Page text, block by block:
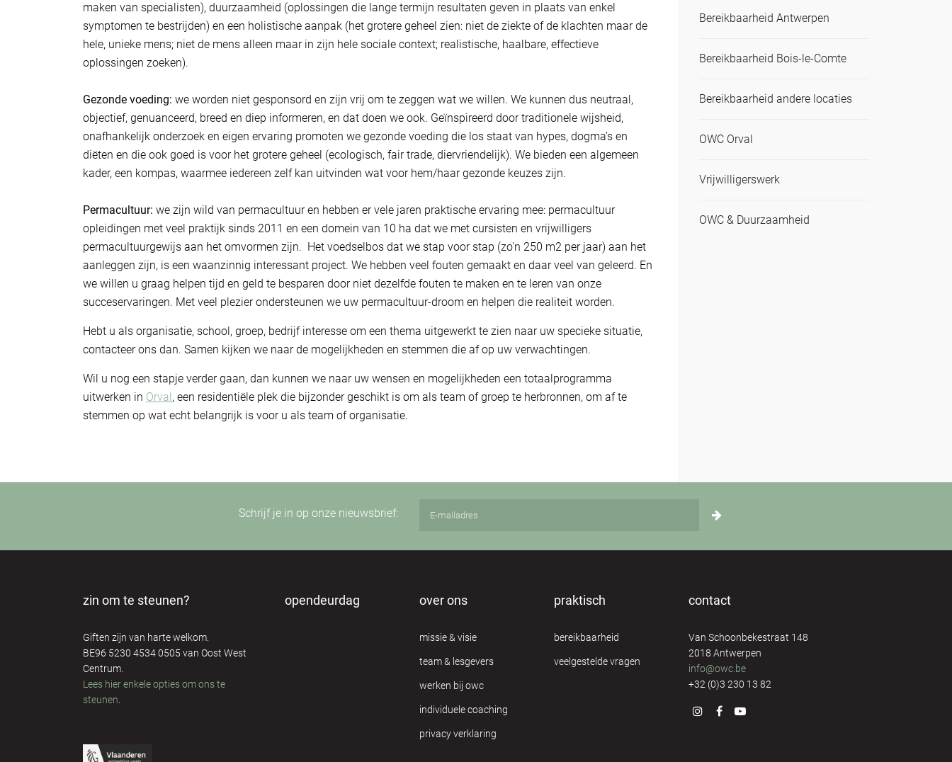
maken van specialisten), duurzaamheid (oplossingen die lange termijn resultaten geven in plaats van enkel
symptomen te bestrijden) en een holistische aanpak (het grotere geheel zien: niet de ziekte of de klachten maar de
hele, unieke mens; niet de mens alleen maar in zijn hele sociale context; realistische, haalbare, effectieve
oplossingen zoeken).
Gezonde voeding: we worden niet gesponsord en zijn vrij om te zeggen wat we willen. We kunnen dus neutraal,
objectief, genuanceerd, breed en diep informeren, en dat doen we ook. Geïnspireerd door traditionele wijsheid,
onafhankelijk onderzoek en eigen ervaring promoten we gezonde voeding die los staat van hypes, dogma's en
diëten en die ook goed is voor het grotere geheel (ecologisch, fair trade, diervriendelijk). We bieden een algemeen
kader, een kompas, waarmee iedereen zelf kan uitvinden wat voor hem/haar gezonde keuzes zijn.
Permacultuur: we zijn wild van permacultuur en hebben er vele jaren praktische ervaring mee: permacultuur
opleidingen met veel praktijk sinds 2011 en een domein van 10 ha dat we met cursisten en vrijwilligers
permacultuurgewijs aan het omvormen zijn. Het voedselbos dat we stap voor stap (zo'n 250 m2 per jaar) aan het
aanleggen zijn, is een waanzinnig interessant project. We hebben veel fouten gemaakt en daar veel van geleerd. En
we willen u graag helpen tijd en geld te besparen door niet dezelfde fouten te maken en te leren van onze
succeservaringen. Met veel plezier ondersteunen we uw permacultuur-droom en helpen die realiteit worden.
Hebt u als organisatie, school, groep, bedrijf interesse om een thema uitgewerkt te zien naar uw specieke situatie,
contacteer ons dan. Samen kijken we naar de mogelijkheden en stemmen die af op uw verwachtingen.
Wil u nog een stapje verder gaan, dan kunnen we naar uw wensen en mogelijkheden een totaalprogramma
uitwerken in Orval, een residentiële plek die bijzonder geschikt is om als team of groep te herbronnen, om af te
stemmen op wat echt belangrijk is voor u als team of organisatie.
Bereikbaarheid Antwerpen
Bereikbaarheid Bois-le-Comte
Bereikbaarheid andere locaties
OWC Orval
Vrijwilligerswerk
OWC & Duurzaamheid
Schrijf je in op onze nieuwsbrief:
zin om te steunen?
Giften zijn van harte welkom.
BE96 5230 4534 0505 van Oost West
Centrum.
Lees hier enkele opties om ons te
steunen.
opendeurdag over ons
missie & visie
team & lesgevers
werken bij owc
individuele coaching
privacy verklaring
praktisch
bereikbaarheid
veelgestelde vragen
contact
Van Schoonbekestraat 148
2018 Antwerpen
info@owc.be
+32 (0)3 230 13 82